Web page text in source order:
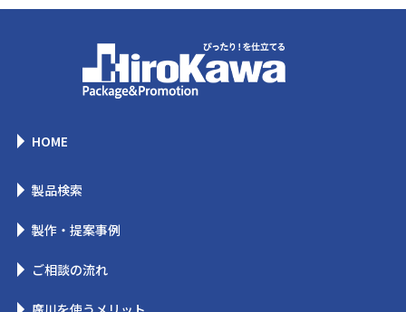
HOME
製品検索
製作・提案事例
ご相談の流れ